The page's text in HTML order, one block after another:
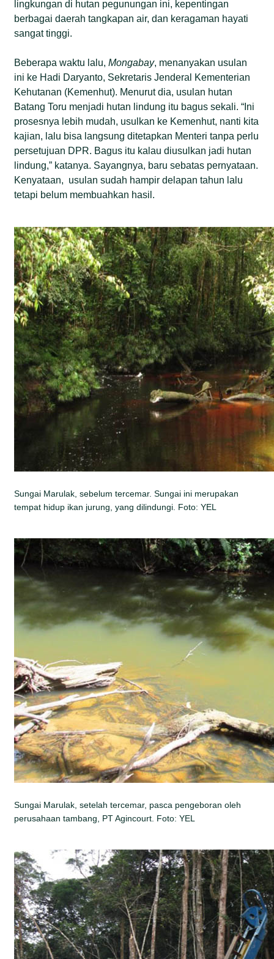
lingkungan di hutan pegunungan ini, kepentingan
berbagai daerah tangkapan air, dan keragaman hayati
sangat tinggi.
Beberapa waktu lalu,Mongabay, menanyakan usulan
ini ke Hadi Daryanto, Sekretaris Jenderal Kementerian
Kehutanan (Kemenhut). Menurut dia, usulan hutan
Batang Toru menjadi hutan lindung itu bagus sekali. “Ini
prosesnya lebih mudah, usulkan ke Kemenhut, nanti kita
kajian, lalu bisa langsung ditetapkan Menteri tanpa perlu
persetujuan DPR. Bagus itu kalau diusulkan jadi hutan
lindung,” katanya. Sayangnya, baru sebatas pernyataan.
Kenyataan, usulan sudah hampir delapan tahun lalu
tetapi belum membuahkan hasil.
Sungai Marulak, sebelum tercemar. Sungai ini merupakan
tempat hidup ikan jurung, yang dilindungi. Foto: YEL
Sungai Marulak, setelah tercemar, pasca pengeboran oleh
perusahaan tambang, PT Agincourt. Foto: YEL